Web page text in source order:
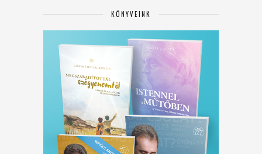
KÖNYVEINK